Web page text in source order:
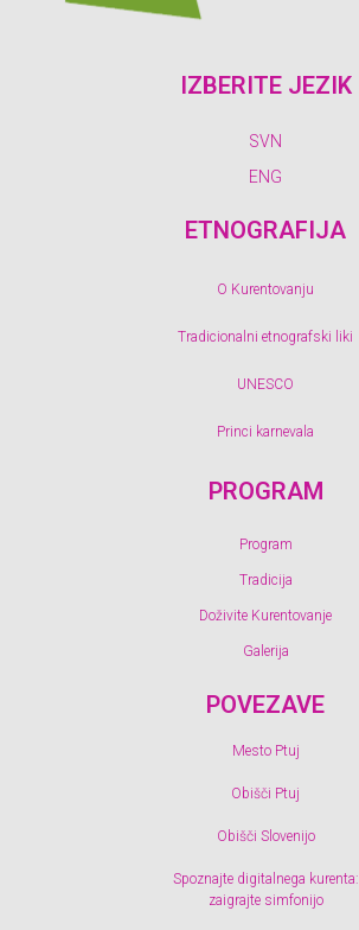
IZBERITE JEZIK
SVN
ENG
ETNOGRAFIJA
O Kurentovanju
Tradicionalni etnografski liki
UNESCO
Princi karnevala
PROGRAM
Program
Tradicija
Doživite Kurentovanje
Galerija
POVEZAVE
Mesto Ptuj
Obišči Ptuj
Obišči Slovenijo
Spoznajte digitalnega kurenta:
zaigrajte simfonijo